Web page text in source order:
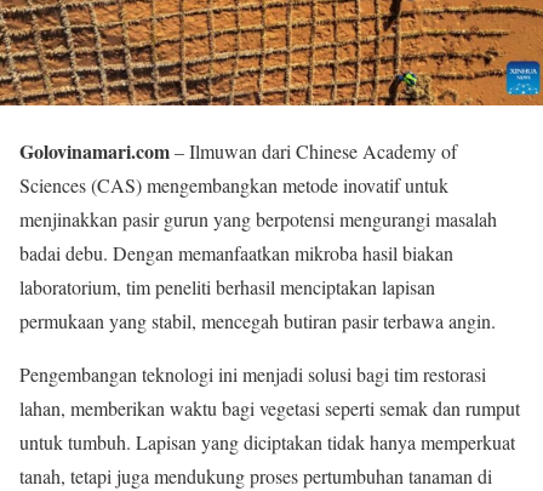
Golovinamari.com– Ilmuwan dari Chinese Academy of
Sciences (CAS) mengembangkan metode inovatif untuk
menjinakkan pasir gurun yang berpotensi mengurangi masalah
badai debu. Dengan memanfaatkan mikroba hasil biakan
laboratorium, tim peneliti berhasil menciptakan lapisan
permukaan yang stabil, mencegah butiran pasir terbawa angin.
Pengembangan teknologi ini menjadi solusi bagi tim restorasi
lahan, memberikan waktu bagi vegetasi seperti semak dan rumput
untuk tumbuh. Lapisan yang diciptakan tidak hanya memperkuat
tanah, tetapi juga mendukung proses pertumbuhan tanaman di